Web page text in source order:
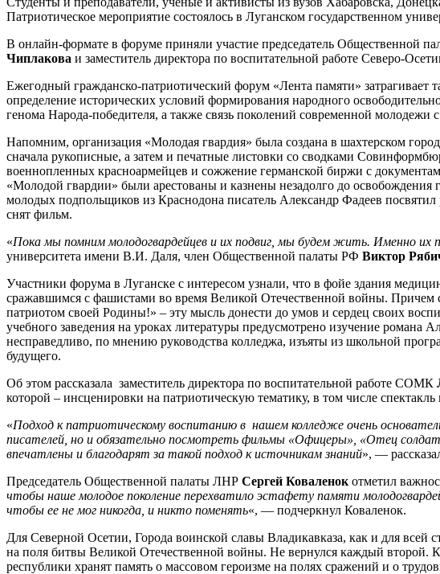
Патриотическое мероприятие состоялось в Луганском государственном
В онлайн-формате в форуме приняли участие председатель Общественной
Чиплакова и заместитель директора по воспитательной работе Северо-
Ежегодный гражданско-патриотический форум «Лента памяти»
определение исторических условий формирования народного
генома Народа-победителя, а также связь поколений современной
Напомним, организация «Молодая гвардия» была создана в шахтерском
сначала рукописные, а затем и печатные листовки со сводками
военнопленных красноармейцев и сожжение германской биржи с
«Молодой гвардии» были арестованы и казнены незадолго до
молодых подпольщиков из Краснодона писатель Александр Фадеев
снят фильм.
«Пока мы помним молодогвардейцев и их подвиг, мы будем жить. Именно их
университета имени В.И. Даля, член Общественной палаты РФ Виктор
Участники форума в Луганске с интересом узнали, что в фойе здания
сражавшимся с фашистами во время Великой Отечественной войны.
патриотом своей Родины!» – эту мысль донести до умов и сердец своих
учебного заведения на уроках литературы предусмотрено изучение романа
несправедливо, по мнению руководства колледжа, изъяты из школьной
будущего.
Об этом рассказала заместитель директора по воспитательной работе СОМК
которой – инсценировки на патриотическую тематику, в том числе
«Подход к патриотическому воспитанию в нашем колледже очень
писателей, но и обязательно посмотреть фильмы «Офицеры», «Отец
впечатлены и благодарят за такой подход к источникам знаний», —
Председатель Общественной палаты ЛНР Сергей Коваленок отметил
чтобы наше молодое поколение перехватило эстафету памяти
чтобы ее не мог никогда, и никто поменять«, — подчеркнул Коваленок.
Для Северной Осетии, Города воинской славы Владикавказа, как и для
на поля битвы Великой Отечественной войны. Не вернулся каждый
республики хранят память о массовом героизме на полях сражений и о